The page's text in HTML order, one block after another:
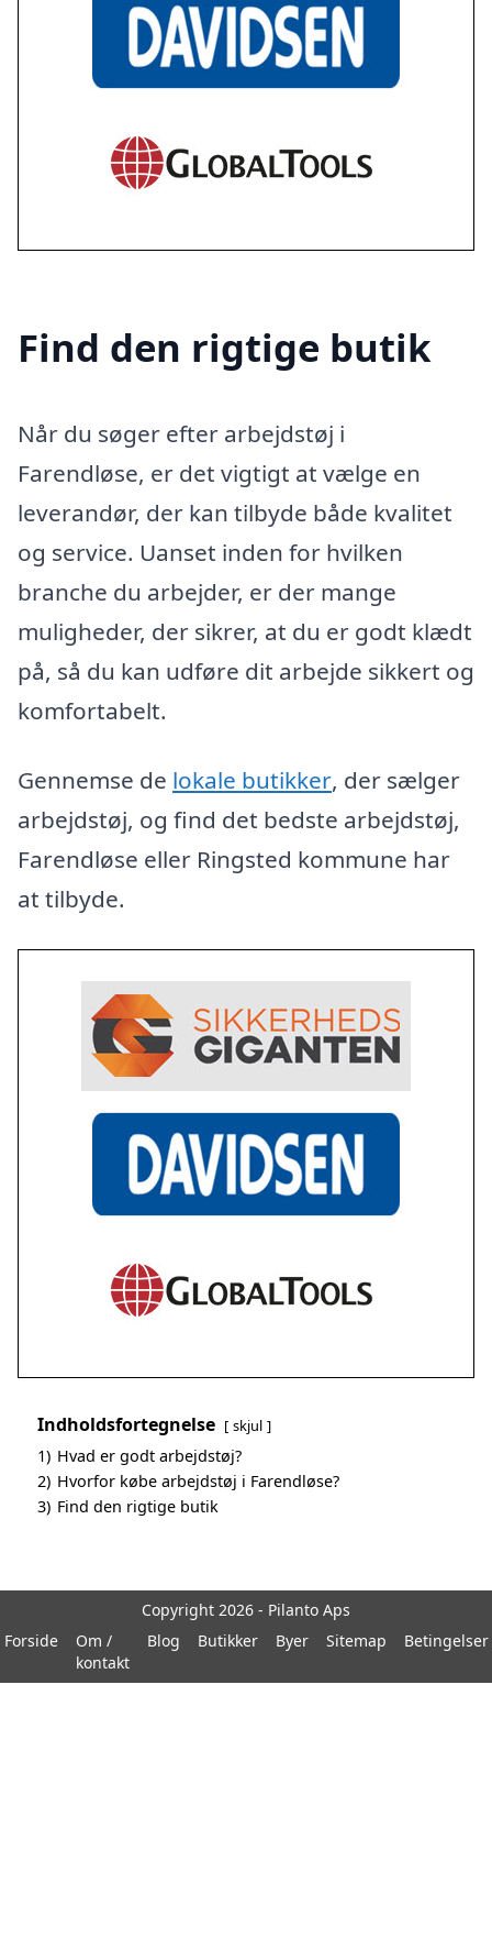
Find den rigtige butik
Når du søger efter arbejdstøj i
Farendløse, er det vigtigt at vælge en
leverandør, der kan tilbyde både kvalitet
og service. Uanset inden for hvilken
branche du arbejder, er der mange
muligheder, der sikrer, at du er godt klædt
på, så du kan udføre dit arbejde sikkert og
komfortabelt.
Gennemse de lokale butikker, der sælger
arbejdstøj, og find det bedste arbejdstøj,
Farendløse eller Ringsted kommune har
at tilbyde.
Indholdsfortegnelse skjul
1) Hvad er godt arbejdstøj?
2) Hvorfor købe arbejdstøj i Farendløse?
3) Find den rigtige butik
Copyright 2026 - Pilanto Aps
Forside
Om /
kontakt
Blog Butikker Byer Sitemap Betingelser